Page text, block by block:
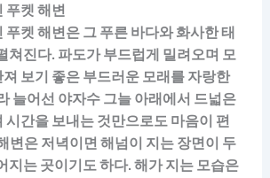
푸켓 해변
켓 해변은 그 푸른 바다와 화사한 태
쳐진다. 파도가 부드럽게 밀려오며 모
보기 좋은 부드러운 모래를 자랑한
늘어선 야자수 그늘 아래에서 드넓은
시간을 보내는 것만으로도 마음이 편
변은 저녁이면 해넘이 지는 장면이 두
지는 곳이기도 하다. 해가 지는 모습은